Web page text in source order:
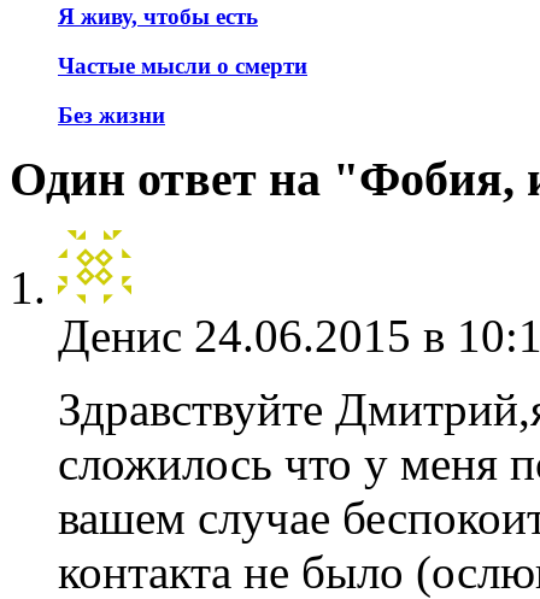
Я живу, чтобы есть
Частые мысли о смерти
Без жизни
Один ответ на "Фобия,
Денис 24.06.2015 в
Здравствуйте
сложилось что у меня
вашем случае
контакта не было